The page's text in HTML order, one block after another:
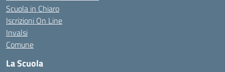
Scuola in Chiaro
Iscrizioni On Line
Invalsi
Comune
La Scuola